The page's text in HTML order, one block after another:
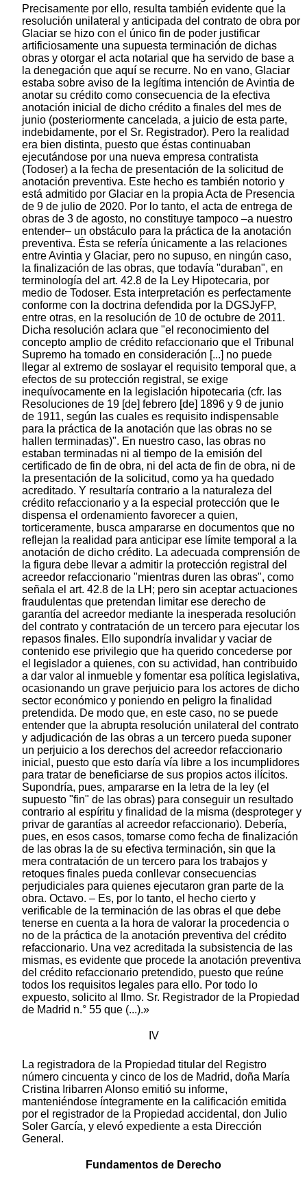
Precisamente por ello, resulta también evidente que la
resolución unilateral y anticipada del contrato de obra por
Glaciar se hizo con el único fin de poder justificar
artificiosamente una supuesta terminación de dichas
obras y otorgar el acta notarial que ha servido de base a
la denegación que aquí se recurre. No en vano, Glaciar
estaba sobre aviso de la legítima intención de Avintia de
anotar su crédito como consecuencia de la efectiva
anotación inicial de dicho crédito a finales del mes de
junio (posteriormente cancelada, a juicio de esta parte,
indebidamente, por el Sr. Registrador). Pero la realidad
era bien distinta, puesto que éstas continuaban
ejecutándose por una nueva empresa contratista
(Todoser) a la fecha de presentación de la solicitud de
anotación preventiva. Este hecho es también notorio y
está admitido por Glaciar en la propia Acta de Presencia
de 9 de julio de 2020. Por lo tanto, el acta de entrega de
obras de 3 de agosto, no constituye tampoco –a nuestro
entender– un obstáculo para la práctica de la anotación
preventiva. Ésta se refería únicamente a las relaciones
entre Avintia y Glaciar, pero no supuso, en ningún caso,
la finalización de las obras, que todavía "duraban", en
terminología del art. 42.8 de la Ley Hipotecaria, por
medio de Todoser. Esta interpretación es perfectamente
conforme con la doctrina defendida por la DGSJyFP,
entre otras, en la resolución de 10 de octubre de 2011.
Dicha resolución aclara que "el reconocimiento del
concepto amplio de crédito refaccionario que el Tribunal
Supremo ha tomado en consideración [...] no puede
llegar al extremo de soslayar el requisito temporal que, a
efectos de su protección registral, se exige
inequívocamente en la legislación hipotecaria (cfr. las
Resoluciones de 19 [de] febrero [de] 1896 y 9 de junio
de 1911, según las cuales es requisito indispensable
para la práctica de la anotación que las obras no se
hallen terminadas)". En nuestro caso, las obras no
estaban terminadas ni al tiempo de la emisión del
certificado de fin de obra, ni del acta de fin de obra, ni de
la presentación de la solicitud, como ya ha quedado
acreditado. Y resultaría contrario a la naturaleza del
crédito refaccionario y a la especial protección que le
dispensa el ordenamiento favorecer a quien,
torticeramente, busca ampararse en documentos que no
reflejan la realidad para anticipar ese límite temporal a la
anotación de dicho crédito. La adecuada comprensión de
la figura debe llevar a admitir la protección registral del
acreedor refaccionario "mientras duren las obras", como
señala el art. 42.8 de la LH; pero sin aceptar actuaciones
fraudulentas que pretendan limitar ese derecho de
garantía del acreedor mediante la inesperada resolución
del contrato y contratación de un tercero para ejecutar los
repasos finales. Ello supondría invalidar y vaciar de
contenido ese privilegio que ha querido concederse por
el legislador a quienes, con su actividad, han contribuido
a dar valor al inmueble y fomentar esa política legislativa,
ocasionando un grave perjuicio para los actores de dicho
sector económico y poniendo en peligro la finalidad
pretendida. De modo que, en este caso, no se puede
entender que la abrupta resolución unilateral del contrato
y adjudicación de las obras a un tercero pueda suponer
un perjuicio a los derechos del acreedor refaccionario
inicial, puesto que esto daría vía libre a los incumplidores
para tratar de beneficiarse de sus propios actos ilícitos.
Supondría, pues, ampararse en la letra de la ley (el
supuesto "fin" de las obras) para conseguir un resultado
contrario al espíritu y finalidad de la misma (desproteger y
privar de garantías al acreedor refaccionario). Debería,
pues, en esos casos, tomarse como fecha de finalización
de las obras la de su efectiva terminación, sin que la
mera contratación de un tercero para los trabajos y
retoques finales pueda conllevar consecuencias
perjudiciales para quienes ejecutaron gran parte de la
obra. Octavo. – Es, por lo tanto, el hecho cierto y
verificable de la terminación de las obras el que debe
tenerse en cuenta a la hora de valorar la procedencia o
no de la práctica de la anotación preventiva del crédito
refaccionario. Una vez acreditada la subsistencia de las
mismas, es evidente que procede la anotación preventiva
del crédito refaccionario pretendido, puesto que reúne
todos los requisitos legales para ello. Por todo lo
expuesto, solicito al Ilmo. Sr. Registrador de la Propiedad
de Madrid n.° 55 que (...).»
IV
La registradora de la Propiedad titular del Registro
número cincuenta y cinco de los de Madrid, doña María
Cristina Iribarren Alonso emitió su informe,
manteniéndose íntegramente en la calificación emitida
por el registrador de la Propiedad accidental, don Julio
Soler García, y elevó expediente a esta Dirección
General.
Fundamentos de Derecho